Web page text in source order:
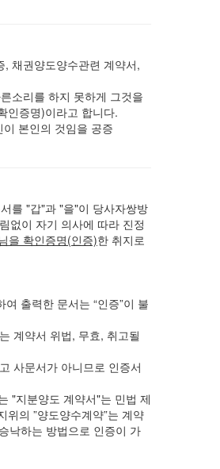
채권양도양수관련 계약서,
소리를 하지 못하게 그것을
인증명)이라고 합니다.
본인의 것임을 공증
를 "갑"과 "을"이 당사자쌍방
없이 자기 의사에 따라 진정
을 확인증명(인증)한 취지로
출력한 문서는 “인증”이 불
계약서 위법, 무효, 취고될
사문서가 아니므로 인증서
"지분양도 계약서"는 민법 제
의 ”양도양수계약”는 계약
낙하는 방법으로 인증이 가